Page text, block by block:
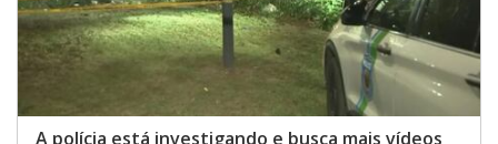
A polícia está investigando e busca mais vídeos